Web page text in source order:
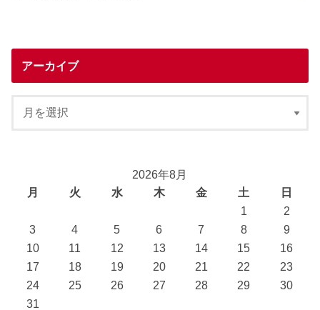
アーカイブ
2026年8月
月
火 水 木 金 土
日
1
2
3
4 5 6 7 8
9
10
11 12 13 14 15
16
17
18 19 20 21 22
23
24
25 26 27 28 29
30
31